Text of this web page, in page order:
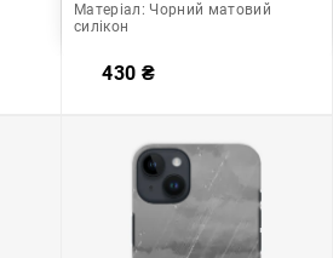
Матеріал: Чорний матовий
силікон
430 ₴